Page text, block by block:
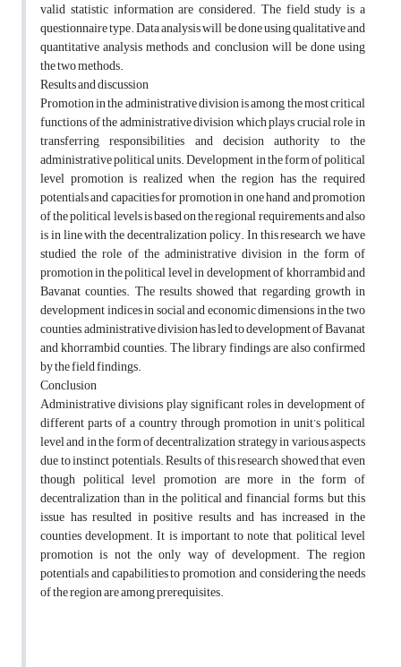
valid statistic information are considered. The field study is a
questionnaire type. Data analysis will be done using qualitative and
quantitative analysis methods, and conclusion will be done using
the two methods.
Results and discussion
Promotion in the administrative division is among the most critical
functions of the administrative division which plays crucial role in
transferring responsibilities and decision authority to the
administrative political units. Development in the form of political
level promotion is realized when the region has the required
potentials and capacities for promotion in one hand and promotion
of the political levels is based on the regional requirements and also
is in line with the decentralization policy. In this research, we have
studied the role of the administrative division in the form of
promotion in the political level in development of khorrambid and
Bavanat counties. The results showed that regarding growth in
development indices in social and economic dimensions in the two
counties, administrative division has led to development of Bavanat
and khorrambid counties. The library findings are also confirmed
by the field findings.
Conclusion
Administrative divisions play significant roles in development of
different parts of a country through promotion in unit’s political
level and in the form of decentralization strategy in various aspects
due to instinct potentials. Results of this research showed that even
though political level promotion are more in the form of
decentralization than in the political and financial forms, but this
issue has resulted in positive results and has increased in the
counties development. It is important to note that, political level
promotion is not the only way of development. The region
potentials and capabilities to promotion, and considering the needs
of the region are among prerequisites.